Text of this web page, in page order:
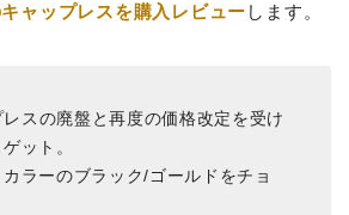
ャップレスを購入レビュー します。
スの廃盤と再度の価格改定を受け
ット。
カラーのブラック/ゴールドをチョ